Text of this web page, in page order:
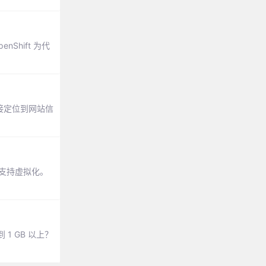
为代
位到网站信
虚拟化。
1 GB 以上？